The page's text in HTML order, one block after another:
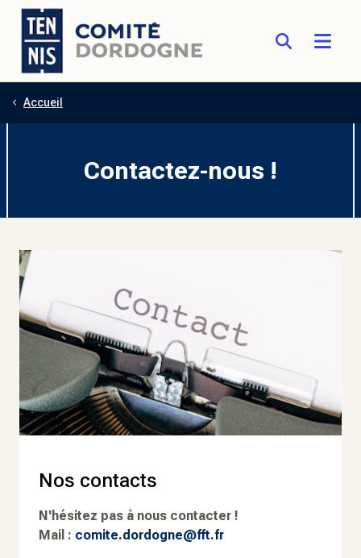
Aller au contenu principal
Accueil
Contactez-nous !
Nos contacts
N'hésitez pas à nous contacter !
Mail : comite.dordogne@fft.fr